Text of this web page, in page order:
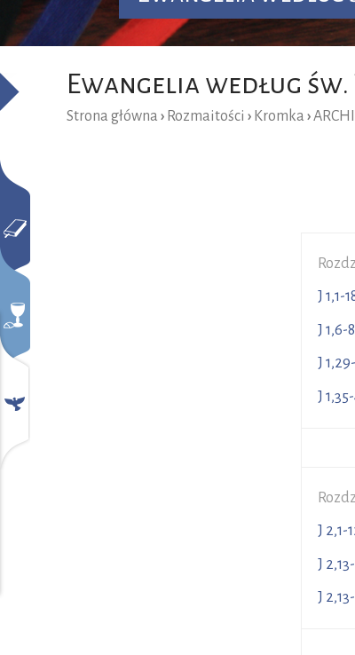
Ewangelia według św.
Strona główna › Rozmaitości › Kromka ›
J
J
J
J
J
J
J